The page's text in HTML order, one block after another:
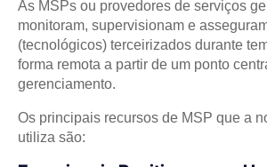
As MSPs ou provedores de serviços
monitoram, supervisionam e
(tecnológicos) terceirizados durante
forma remota a partir de um ponto
gerenciamento.
Os principais recursos de MSP que a
utiliza são: